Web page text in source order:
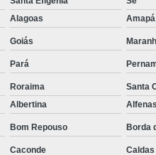
Alagoas Amapá
Goiás
Pará
Roraima Santa
Albertina Alfenas
Bom Repouso Borda
Caconde Caldas